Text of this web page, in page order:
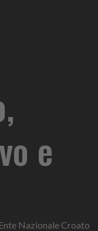
e
Nazionale Croato